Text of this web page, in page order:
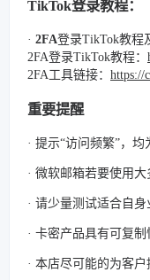
TikTok登录教程：
· 2FA登录TikTok教程
2FA登录TikTok教程：
2FA工具链接： https://
重要提醒
· 提示“访问频繁”，
· 微软邮箱若要使用
· 请少量测试适合自身
· 卡密产品具有可复
· 本店尽可能的为客